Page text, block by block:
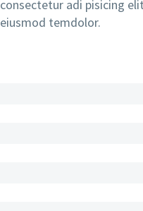
consectetur adi pisicing
eiusmod temdolor.